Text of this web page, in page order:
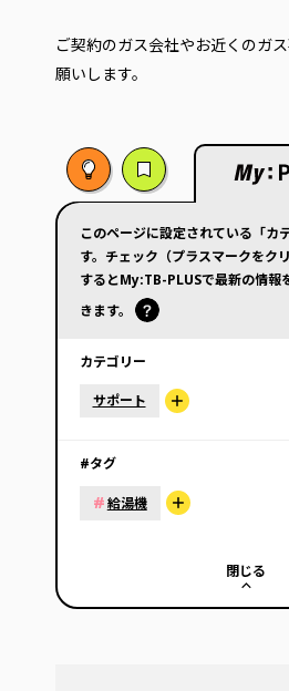
ご契約のガス会社やお近くのガ
願いします。
このページに設定されている「カ
す。チェック（プラスマークをク
するとMy:TB-PLUSで最新の情報
きます。
カテゴリー
サポート
#タグ
#給湯機
閉じる